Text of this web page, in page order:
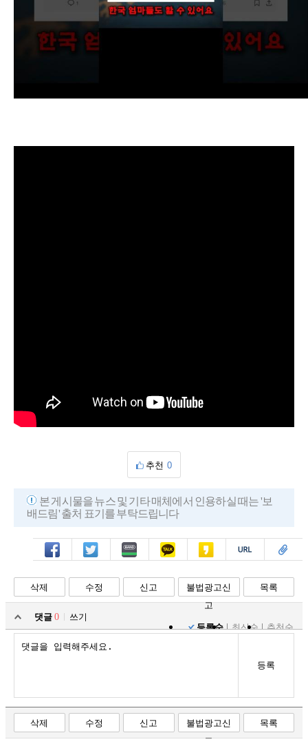
추천 0
본 게시물을 뉴스 및 기타 매체에서 인용하실 때는 '보
배드림' 출처 표기를 부탁드립니다
페북 트윗 밴드 카톡 카스 복사 스크랩
삭제 수정 신고
불법광고신
고
목록
댓글 0
쓰기
등록순
최신순 추천순
등록
삭제 수정 신고
불법광고신
고
목록